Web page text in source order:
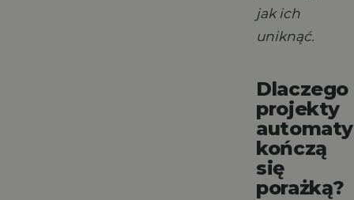
jak ich
uniknąć.
Dlaczego
projekty
kończą
się
porażką?